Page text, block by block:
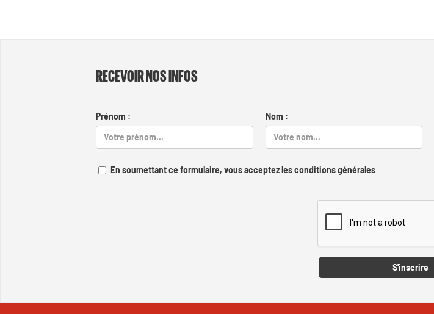
RECEVOIR NOS INFOS
Prénom : Nom :
En soumettant ce formulaire, vous acceptez les conditions générales
S'inscrire